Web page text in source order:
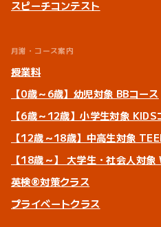
スピーチコンテスト
月謝・コース案内
授業料
【0歳～6歳】幼児対象 BBコース
【6歳～12歳】小学生対象 KIDS
【12歳～18歳】中高生対象
【18歳～】 大学生・社会人対
英検®対策クラス
プライベートクラス